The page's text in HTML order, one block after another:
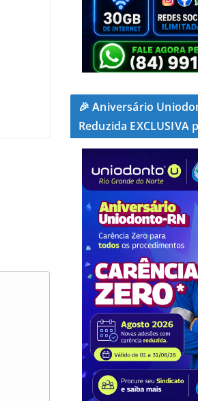
🎉 Aniversário
Reduzida EXCLUSIVA